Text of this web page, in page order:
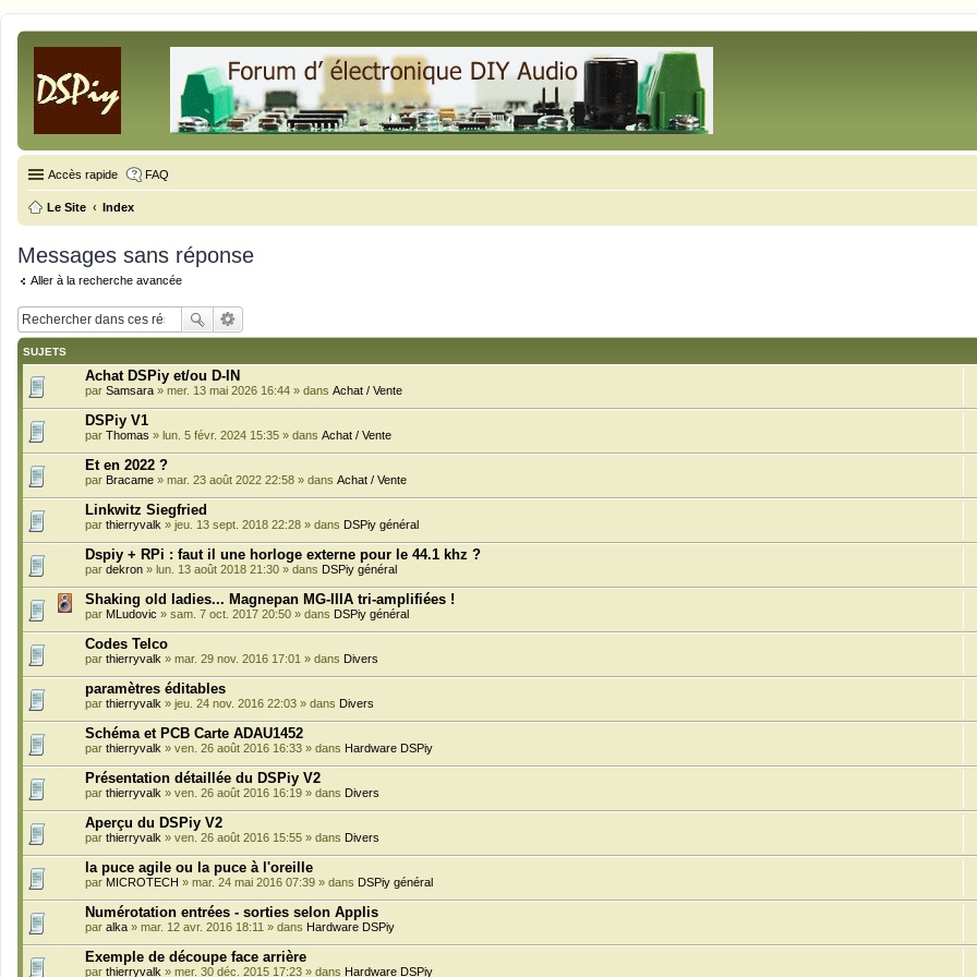
Accès rapide FAQ
Le Site Index
Messages sans réponse
Aller à la recherche avancée
SUJETS
Achat DSPiy et/ou D-IN
par Samsara » mer. 13 mai 2026 16:44 » dans Achat / Vente
DSPiy V1
par Thomas » lun. 5 févr. 2024 15:35 » dans Achat / Vente
Et en 2022 ?
par Bracame » mar. 23 août 2022 22:58 » dans Achat / Vente
Linkwitz Siegfried
par thierryvalk » jeu. 13 sept. 2018 22:28 » dans DSPiy général
Dspiy + RPi : faut il une horloge externe pour le 44.1 khz ?
par dekron » lun. 13 août 2018 21:30 » dans DSPiy général
Shaking old ladies... Magnepan MG-IIIA tri-amplifiées !
par MLudovic » sam. 7 oct. 2017 20:50 » dans DSPiy général
Codes Telco
par thierryvalk » mar. 29 nov. 2016 17:01 » dans Divers
paramètres éditables
par thierryvalk » jeu. 24 nov. 2016 22:03 » dans Divers
Schéma et PCB Carte ADAU1452
par thierryvalk » ven. 26 août 2016 16:33 » dans Hardware DSPiy
Présentation détaillée du DSPiy V2
par thierryvalk » ven. 26 août 2016 16:19 » dans Divers
Aperçu du DSPiy V2
par thierryvalk » ven. 26 août 2016 15:55 » dans Divers
la puce agile ou la puce à l'oreille
par MICROTECH » mar. 24 mai 2016 07:39 » dans DSPiy général
Numérotation entrées - sorties selon Applis
par alka » mar. 12 avr. 2016 18:11 » dans Hardware DSPiy
Exemple de découpe face arrière
par thierryvalk » mer. 30 déc. 2015 17:23 » dans Hardware DSPiy